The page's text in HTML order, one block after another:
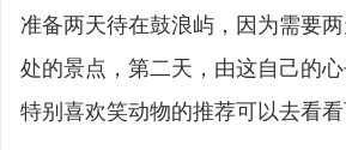
准备两天待在鼓浪屿，因为需要
处的景点，第二天，由这自己的
特别喜欢笑动物的推荐可以去看